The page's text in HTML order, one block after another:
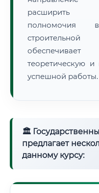
расширить
полномочия
теоретическую и
успешной работы.
🏛
предлагает
данному курсу: